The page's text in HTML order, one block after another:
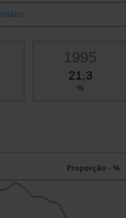
1995
21,3
%
Proporção - %